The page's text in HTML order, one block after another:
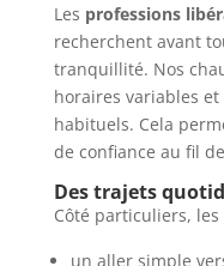
Les professions
recherchent avant
tranquillité. Nos
horaires variables
habituels. Cela
de confiance au fil
Des trajets
Côté particuliers,
un aller simple